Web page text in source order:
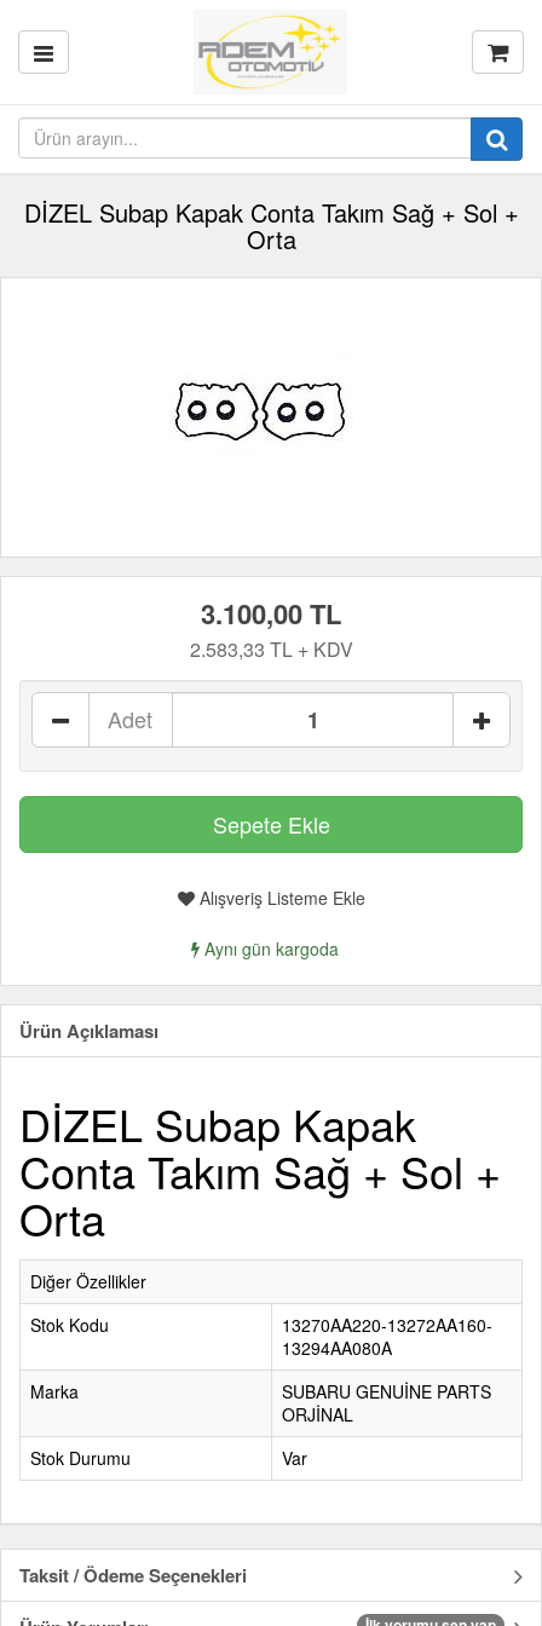
DİZEL Subap Kapak Conta Takım Sağ + Sol +
Orta
3.100,00 TL
2.583,33 TL + KDV
Adet
Alışveriş Listeme Ekle
Aynı gün kargoda
Ürün Açıklaması
DİZEL Subap Kapak
Conta Takım Sağ + Sol +
Orta
Diğer Özellikler
Stok Kodu
13270AA220-13272AA160-
13294AA080A
Marka
SUBARU GENUİNE PARTS
ORJİNAL
Stok Durumu
Var
Taksit / Ödeme Seçenekleri